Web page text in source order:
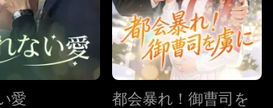
第25
第28
愛
都会暴れ！御曹司を